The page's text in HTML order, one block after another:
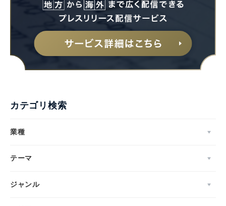
カテゴリ検索
業種
テーマ
ジャンル